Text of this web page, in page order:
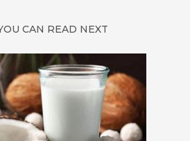
CAN READ NEXT